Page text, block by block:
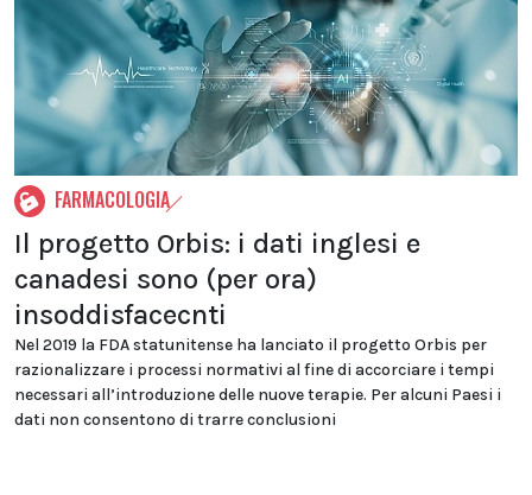
FARMACOLOGIA
Il progetto Orbis: i dati inglesi e
canadesi sono (per ora)
insoddisfacecnti
Nel 2019 la FDA statunitense ha lanciato il progetto Orbis per
razionalizzare i processi normativi al fine di accorciare i tempi
necessari all’introduzione delle nuove terapie. Per alcuni Paesi i
dati non consentono di trarre conclusioni